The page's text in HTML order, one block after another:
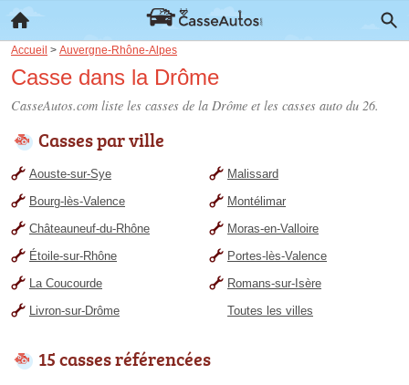
Accueil > Auvergne-Rhône-Alpes
Casse dans la Drôme
CasseAutos.com liste les casses de la Drôme et les casses auto du 26.
Casses par ville
Aouste-sur-Sye
Bourg-lès-Valence
Châteauneuf-du-Rhône
Étoile-sur-Rhône
La Coucourde
Livron-sur-Drôme
Malissard
Montélimar
Moras-en-Valloire
Portes-lès-Valence
Romans-sur-Isère
Toutes les villes
15 casses référencées